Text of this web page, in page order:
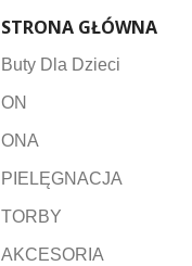
STRONA GŁÓWNA
Buty Dla Dzieci
ON
ONA
PIELĘGNACJA
TORBY
AKCESORIA